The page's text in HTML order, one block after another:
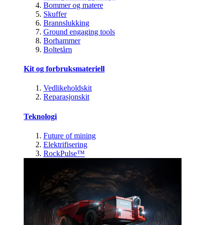
Bommer og matere
Skuffer
Brannslukking
Ground engaging tools
Borhammer
Boltetårn
Kit og forbruksmateriell
Vedlikeholdskit
Reparasjonskit
Teknologi
Future of mining
Elektrifisering
RockPulse™